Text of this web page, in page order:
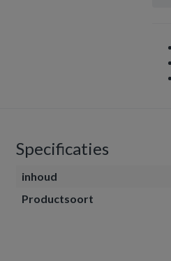
Specificaties
inhoud
Productsoort